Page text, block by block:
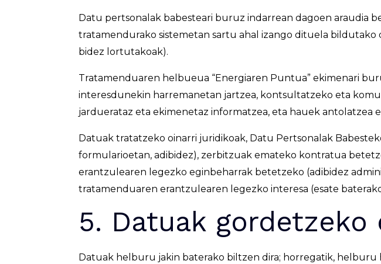
Datu pertsonalak babesteari buruz indarrean dagoen araudia
tratamendurako sistemetan sartu ahal izango dituela
bidez lortutakoak).
Tratamenduaren helbueua “Energiaren Puntua” ekimenari
interesdunekin harremanetan jartzea, kontsultatzeko eta
jarduerataz eta ekimenetaz informatzea, eta hauek antolatzea
Datuak tratatzeko oinarri juridikoak, Datu Pertsonalak
formularioetan, adibidez), zerbitzuak emateko kontratua
erantzulearen legezko eginbeharrak betetzeko (adibidez
tratamenduaren erantzulearen legezko interesa (esate
5. Datuak gordetzeko
Datuak helburu jakin baterako biltzen dira; horregatik,